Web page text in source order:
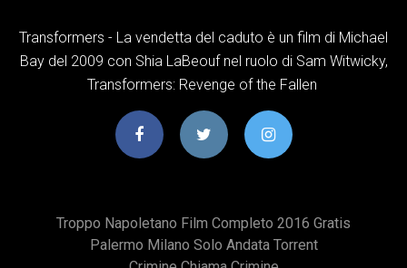
Transformers - La vendetta del caduto è un film di Michael
Bay del 2009 con Shia LaBeouf nel ruolo di Sam Witwicky,
Transformers: Revenge of the Fallen
Troppo Napoletano Film Completo 2016 Gratis
Palermo Milano Solo Andata Torrent